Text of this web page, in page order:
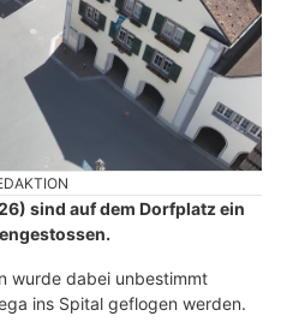
sind auf dem Dorfplatz ein
wurde dabei unbestimmt
ins Spital geflogen werden.